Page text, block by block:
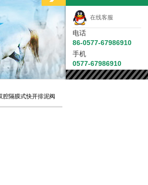
腔隔膜式快开排泥阀
在线客服
电话
86-0577-67986910
手机
0577-67986910